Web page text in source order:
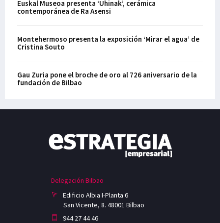
Euskal Museoa presenta ‘Uhinak’, cerámica
contemporánea de Ra Asensi
Montehermoso presenta la exposición ‘Mirar el agua’ de
Cristina Souto
Gau Zuria pone el broche de oro al 726 aniversario de la
fundación de Bilbao
Delegación Bilbao
Edificio Albia I-Planta 6
San Vicente, 8. 48001 Bilbao
944 27 44 46